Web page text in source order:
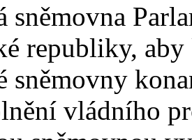
sněmovna
republiky,
sněmovny
vládního